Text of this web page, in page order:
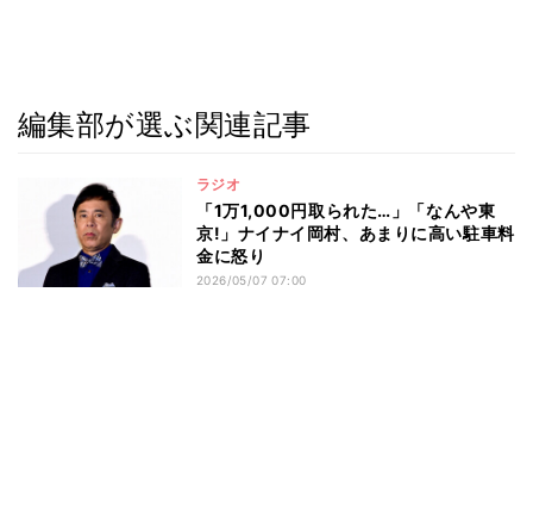
編集部が選ぶ関連記事
ラジオ
「1万1,000円取られた…」「なんや東
京!」ナイナイ岡村、あまりに高い駐車料
金に怒り
2026/05/07 07:00